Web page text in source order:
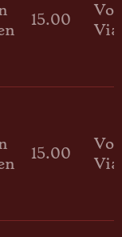
15.00
15.00